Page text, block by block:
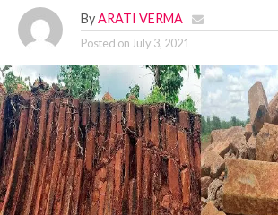
By ARATI VERMA
Posted on July 3, 2021